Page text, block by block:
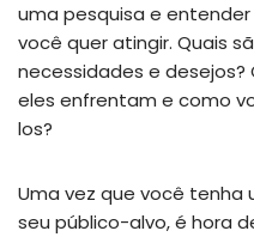
uma pesquisa e
você quer atingir. Quais
necessidades e desejos?
eles enfrentam e como
los?
Uma vez que você tenha
seu público-alvo, é hora